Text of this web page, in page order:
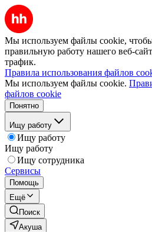
Мы используем файлы cookie,
правильную работу нашего веб-
трафик.
Правила использования файлов
Мы используем файлы cookie.
файлов cookie
Понятно
Ищу работу
Ищу работу
Ищу работу
Ищу сотрудника
Сервисы
Помощь
Ещё
Поиск
Акуша